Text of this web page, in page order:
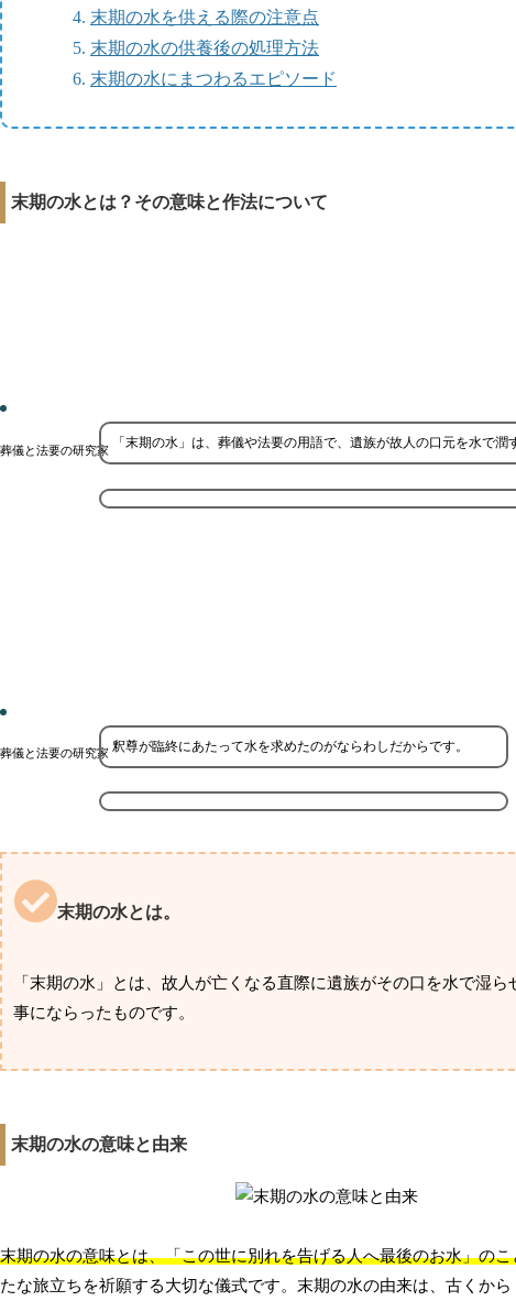
末期の水を供える際の注意点
末期の水の供養後の処理方法
末期の水にまつわるエピソード
末期の水とは？その意味と作法について
葬儀と法要の研究家 「末期の水」は、葬儀や法要の用語で、遺族が故人の口元を水で潤
葬儀と法要の研究家 釈尊が臨終にあたって水を求めたのがならわしだからです。
末期の水とは。
「末期の水」とは、故人が亡くなる直際に遺族がその口を水で湿
事にならったものです。
末期の水の意味と由来
末期の水の意味とは、「この世に別れを告げる人へ最後のお水」の
たな旅立ちを祈願する大切な儀式です。末期の水の由来は、古くか